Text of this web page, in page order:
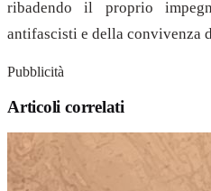
ribadendo il proprio
antifascisti e della convivenza
Pubblicità
Articoli correlati